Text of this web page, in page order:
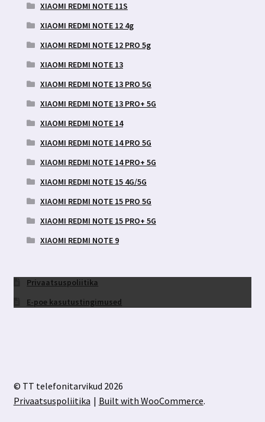
XIAOMI REDMI NOTE 11S
XIAOMI REDMI NOTE 12 4g
XIAOMI REDMI NOTE 12 PRO 5g
XIAOMI REDMI NOTE 13
XIAOMI REDMI NOTE 13 PRO 5G
XIAOMI REDMI NOTE 13 PRO+ 5G
XIAOMI REDMI NOTE 14
XIAOMI REDMI NOTE 14 PRO 5G
XIAOMI REDMI NOTE 14 PRO+ 5G
XIAOMI REDMI NOTE 15 4G/5G
XIAOMI REDMI NOTE 15 PRO 5G
XIAOMI REDMI NOTE 15 PRO+ 5G
XIAOMI REDMI NOTE 9
Privaatsuspoliitika
E-poe kasutustingimused
© TT telefonitarvikud 2026
Privaatsuspoliitika
Built with WooCommerce.